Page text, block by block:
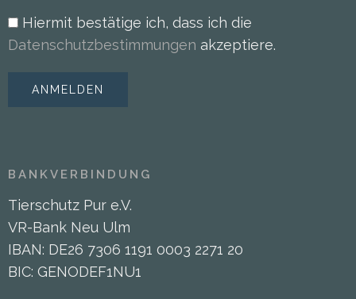
Hiermit bestätige ich, dass ich die
Datenschutzbestimmungen akzeptiere.
BANKVERBINDUNG
Tierschutz Pur e.V.
VR-Bank Neu Ulm
IBAN: DE26 7306 1191 0003 2271 20
BIC: GENODEF1NU1